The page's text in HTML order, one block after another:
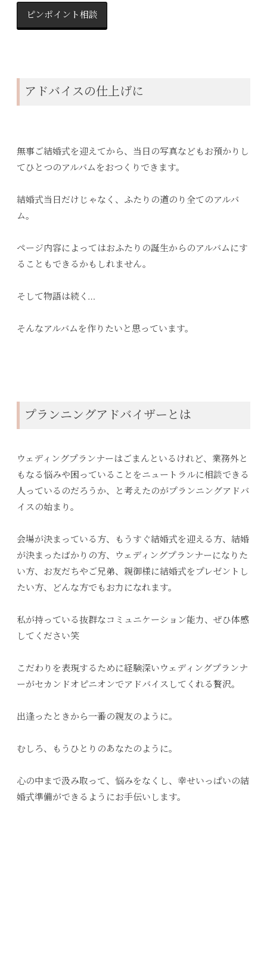
ピンポイント相談
アドバイスの仕上げに
無事ご結婚式を迎えてから、当日の写真などもお預かりし
てひとつのアルバムをおつくりできます。
結婚式当日だけじゃなく、ふたりの道のり全てのアルバ
ム。
ページ内容によってはおふたりの誕生からのアルバムにす
ることもできるかもしれません。
そして物語は続く…
そんなアルバムを作りたいと思っています。
プランニングアドバイザーとは
ウェディングプランナーはごまんといるけれど、業務外と
もなる悩みや困っていることをニュートラルに相談できる
人っているのだろうか、と考えたのがプランニングアドバ
イスの始まり。
会場が決まっている方、もうすぐ結婚式を迎える方、結婚
が決まったばかりの方、ウェディングプランナーになりた
い方、お友だちやご兄弟、親御様に結婚式をプレゼントし
たい方、どんな方でもお力になれます。
私が持っている抜群なコミュニケーション能力、ぜひ体感
してください笑
こだわりを表現するために経験深いウェディングプランナ
ーがセカンドオピニオンでアドバイスしてくれる贅沢。
出逢ったときから一番の親友のように。
むしろ、もうひとりのあなたのように。
心の中まで汲み取って、悩みをなくし、幸せいっぱいの結
婚式準備ができるようにお手伝いします。